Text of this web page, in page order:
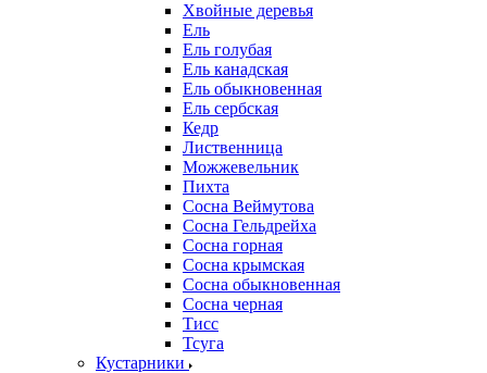
Хвойные деревья
Ель
Ель голубая
Ель канадская
Ель обыкновенная
Ель сербская
Кедр
Лиственница
Можжевельник
Пихта
Сосна Веймутова
Сосна Гельдрейха
Сосна горная
Сосна крымская
Сосна обыкновенная
Сосна черная
Тисс
Тсуга
Кустарники